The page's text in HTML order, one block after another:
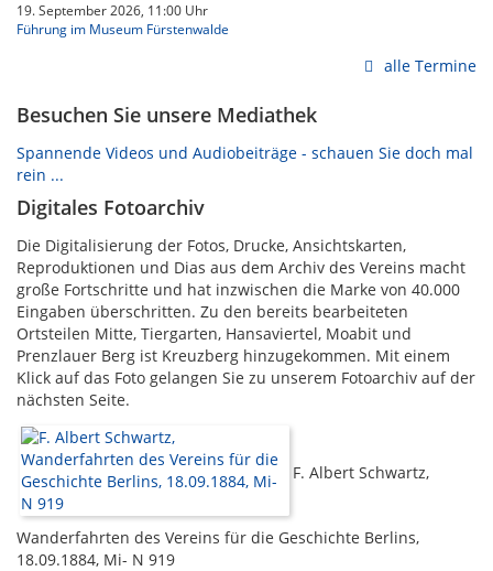
19. September 2026, 11:00 Uhr
Führung im Museum Fürstenwalde
alle Termine
Besuchen Sie unsere Mediathek
Spannende Videos und Audiobeiträge - schauen Sie doch mal
rein ...
Digitales Fotoarchiv
Die Digitalisierung der Fotos, Drucke, Ansichtskarten,
Reproduktionen und Dias aus dem Archiv des Vereins macht
große Fortschritte und hat inzwischen die Marke von 40.000
Eingaben überschritten. Zu den bereits bearbeiteten
Ortsteilen Mitte, Tiergarten, Hansaviertel, Moabit und
Prenzlauer Berg ist Kreuzberg hinzugekommen. Mit einem
Klick auf das Foto gelangen Sie zu unserem Fotoarchiv auf der
nächsten Seite.
F. Albert Schwartz,
Wanderfahrten des Vereins für die Geschichte Berlins,
18.09.1884, Mi- N 919